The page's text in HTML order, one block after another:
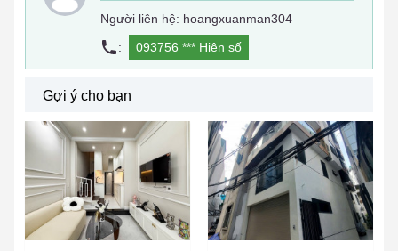
Người liên hệ: hoangxuanman304
:
093756 *** Hiện số
Gợi ý cho bạn